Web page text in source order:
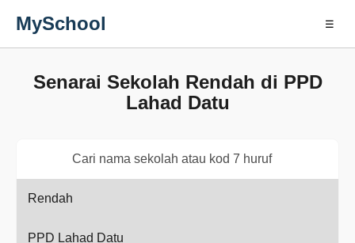
MySchool ☰
Senarai Sekolah Rendah di PPD
Lahad Datu